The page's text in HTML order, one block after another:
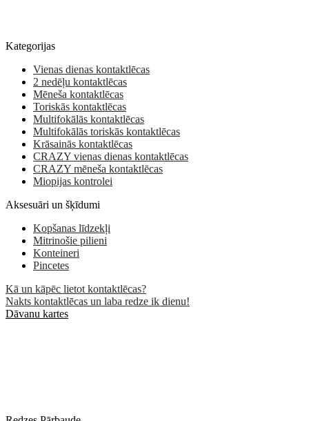
Kategorijas
Vienas dienas kontaktlēcas
2 nedēļu kontaktlēcas
Mēneša kontaktlēcas
Toriskās kontaktlēcas
Multifokālās kontaktlēcas
Multifokālās toriskās kontaktlēcas
Krāsainās kontaktlēcas
CRAZY vienas dienas kontaktlēcas
CRAZY mēneša kontaktlēcas
Miopijas kontrolei
Aksesuāri un šķīdumi
Kopšanas līdzekļi
Mitrinošie pilieni
Konteineri
Pincetes
Kā un kāpēc lietot kontaktlēcas?
Nakts kontaktlēcas un laba redze ik dienu!
Dāvanu kartes